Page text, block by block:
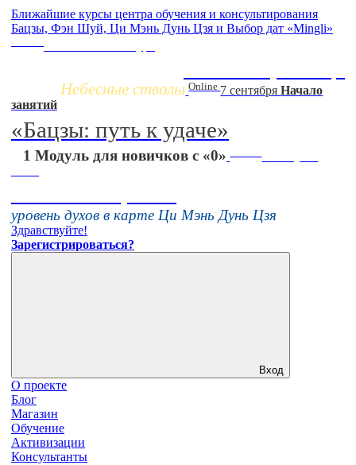
Ближайшие курсы центра обучения и консультирования
Бацзы, Фэн Шуй, Ци Мэнь Дунь Цзя и Выбор дат «Mingli»
Небесные стволы Online 7 сентябряНачало
занятий
«Бацзы: путь к удаче»
1 Модуль для новичков с «0»
16 августа
уровень духов в карте Ци Мэнь Дунь Цзя
Здравствуйте!
Зарегистрироваться?
Вход
О проекте
Блог
Магазин
Обучение
Активизации
Консультанты